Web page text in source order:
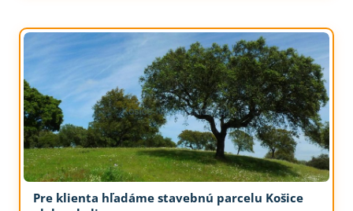
Pre klienta hľadáme stavebnú parcelu Košice